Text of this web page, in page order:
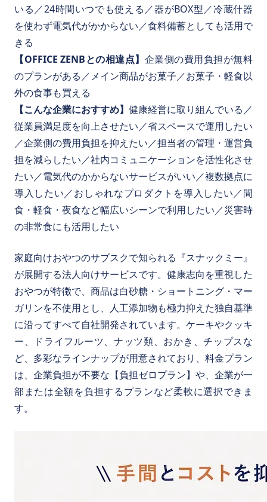
いる／24時間いつでも使える／器がBOX型／冷蔵什器
を使わず電気代がかからない／食料備蓄としても活用で
きる
【OFFICE ZENBとの相違点】 企業側の費用負担が無料
のプランがある／メイン商品がお菓子／お菓子・軽食以
外の食事も買える
【こんな企業におすすめ】 健康経営に取り組んでいる／
従業員満足度を向上させたい／省スペースで運用したい
／企業側の費用負担を抑えたい／担当者の管理・運営負
担を減らしたい／社内コミュニケーションを活性化させ
たい／電気代のかからないサービスがいい／複数拠点に
導入したい／おしゃれなプロダクトを導入したい／間
食・軽食・夜食など幅広いシーンで利用したい／災害時
の非常食にも活用したい
家庭向けおやつのサブスクで知られる『スナックミー』
が展開する法人向けサービスです。健康志向を重視した
おやつが特徴で、商品は白砂糖・ショートニング・マー
ガリンを不使用とし、人工添加物も極力抑えた独自基準
に沿ってすべて自社開発されています。ケーキやクッキ
ー、ドライフルーツ、ナッツ類、おかき、チップスな
ど、多彩なラインナップが用意されており、料金プラン
は、企業負担が不要な【負担ゼロプラン】や、企業が一
部または全額を負担するプランなど柔軟に選択できま
す。